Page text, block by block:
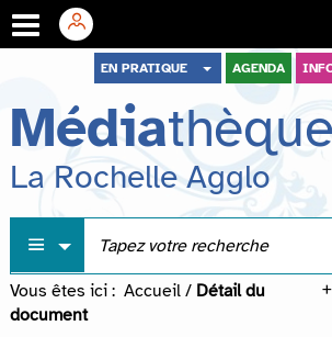
menu
contenu
recherche
EN PRATIQUE AGENDA
Média
La Rochelle Agglo
Vous êtes ici : Accueil / Détail du
document